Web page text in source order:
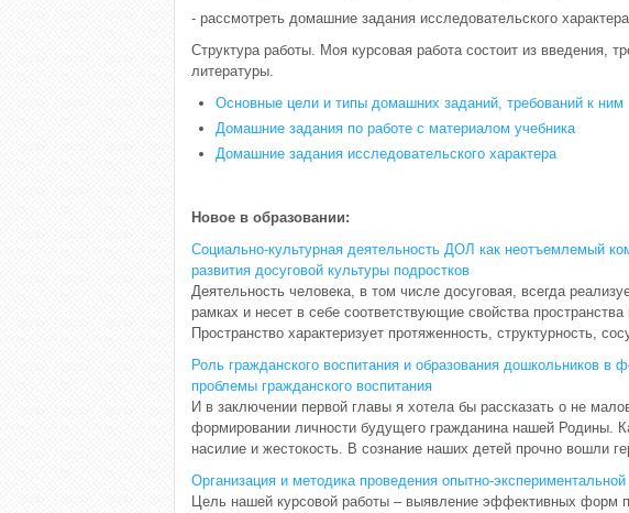
- рассмотреть домашние задания исследовательского
Структура работы. Моя курсовая работа состоит из введения,
литературы.
Основные цели и типы домашних заданий, требований к ним
Домашние задания по работе с материалом учебника
Домашние задания исследовательского характера
Новое в образовании:
Социально-культурная деятельность ДОЛ как неотъемлемый
развития досуговой культуры подростков
Деятельность человека, в том числе досуговая, всегда
рамках и несет в себе соответствующие свойства
Пространство характеризует протяженность, структурность,
Роль гражданского воспитания и образования дошкольников
проблемы гражданского воспитания
И в заключении первой главы я хотела бы рассказать о не
формировании личности будущего гражданина нашей Родины.
насилие и жестокость. В сознание наших детей прочно вошли
Организация и методика проведения опытно-
Цель нашей курсовой работы – выявление эффективных форм